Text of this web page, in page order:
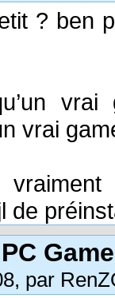
? ben
vrai
vrai
de
par